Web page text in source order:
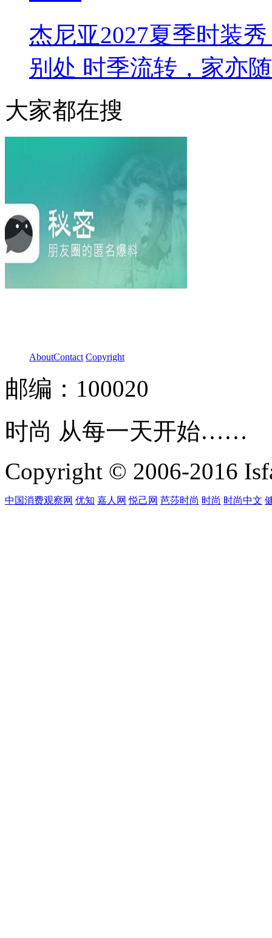
杰尼亚2027夏季时装
别处 时季流转，家亦
大家都在搜
AboutContact Copyright
邮编：100020
时尚 从每一天开始……
Copyright © 2006-2016
中国消费观察网 优知 嘉人网 悦己网 芭莎时尚 时尚 时尚中文